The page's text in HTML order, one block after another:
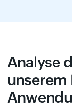
Analyse
unserem